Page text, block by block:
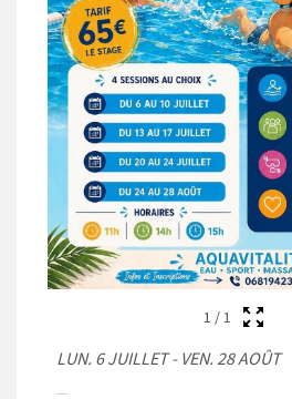
1 /1
LUN. 6 JUILLET - VEN. 28 AOÛT